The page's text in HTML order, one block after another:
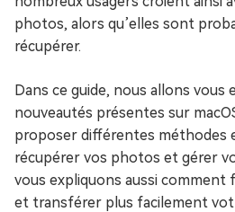
photos, alors qu’elles sont
récupérer.
Dans ce guide, nous allons vous
nouveautés présentes sur
proposer différentes méthodes
récupérer vos photos et gérer
vous expliquons aussi comment
et transférer plus facilement